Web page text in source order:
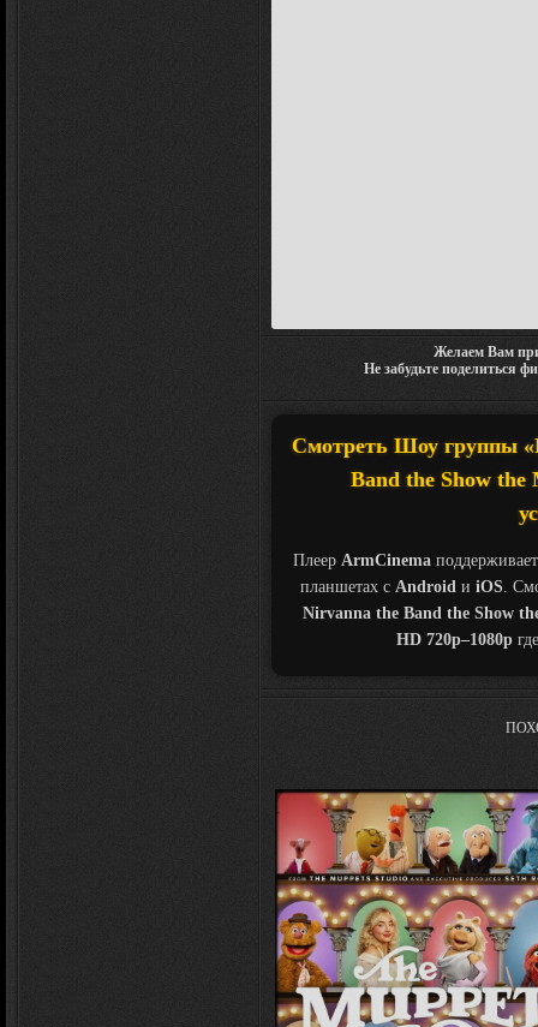
Желаем Вам
Не забудьте поделиться
Смотреть Шоу группы
Band the Show the
Плеер ArmCinema
планшетах с Androidи iOS.
Nirvanna the Band the Show
HD 720p–1080p